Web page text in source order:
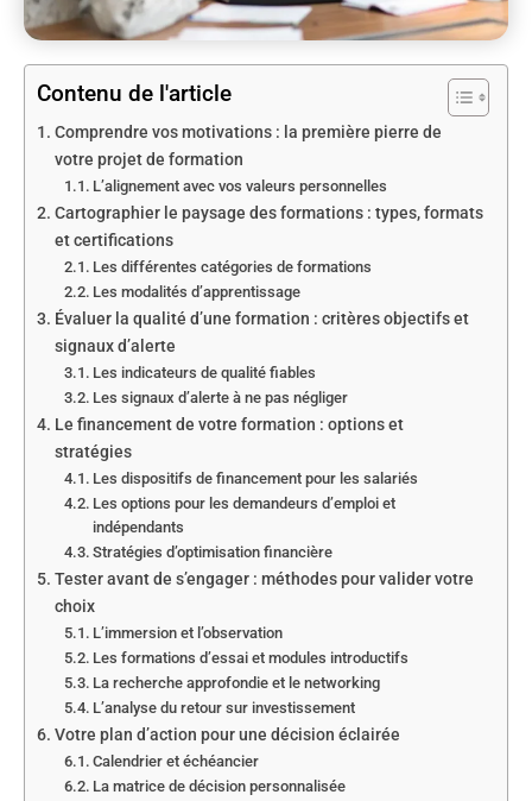
Contenu de l'article
Comprendre vos motivations : la première pierre de
votre projet de formation
L’alignement avec vos valeurs personnelles
Cartographier le paysage des formations : types, formats
et certifications
Les différentes catégories de formations
Les modalités d’apprentissage
Évaluer la qualité d’une formation : critères objectifs et
signaux d’alerte
Les indicateurs de qualité fiables
Les signaux d’alerte à ne pas négliger
Le financement de votre formation : options et
stratégies
Les dispositifs de financement pour les salariés
Les options pour les demandeurs d’emploi et
indépendants
Stratégies d’optimisation financière
Tester avant de s’engager : méthodes pour valider votre
choix
L’immersion et l’observation
Les formations d’essai et modules introductifs
La recherche approfondie et le networking
L’analyse du retour sur investissement
Votre plan d’action pour une décision éclairée
Calendrier et échéancier
La matrice de décision personnalisée